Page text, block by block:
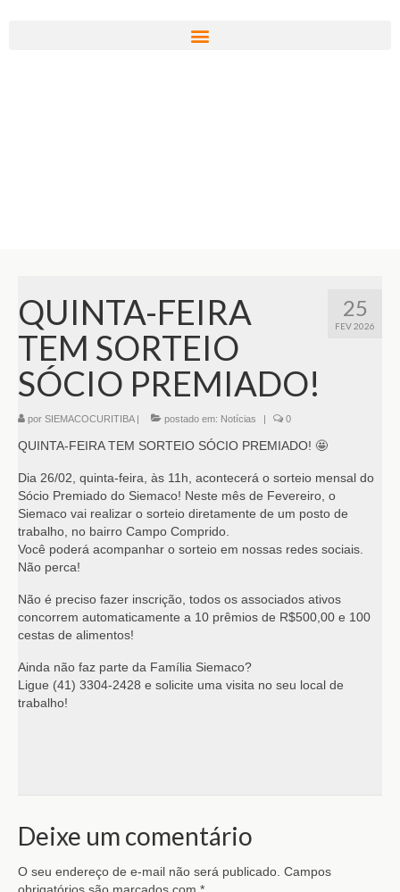
25
FEV 2026
QUINTA-FEIRA
TEM SORTEIO
SÓCIO PREMIADO!
por SIEMACOCURITIBA| postado em: Notícias | 0
QUINTA-FEIRA TEM SORTEIO SÓCIO PREMIADO! 🤩
Dia 26/02, quinta-feira, às 11h, acontecerá o sorteio mensal do
Sócio Premiado do Siemaco! Neste mês de Fevereiro, o
Siemaco vai realizar o sorteio diretamente de um posto de
trabalho, no bairro Campo Comprido.
Você poderá acompanhar o sorteio em nossas redes sociais.
Não perca!
Não é preciso fazer inscrição, todos os associados ativos
concorrem automaticamente a 10 prêmios de R$500,00 e 100
cestas de alimentos!
Ainda não faz parte da Família Siemaco?
Ligue (41) 3304-2428 e solicite uma visita no seu local de
trabalho!
Deixe um comentário
O seu endereço de e-mail não será publicado. Campos